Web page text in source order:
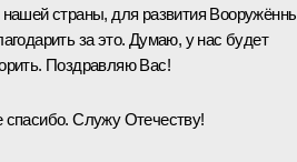
страны, для развития
за это. Думаю, у нас будет
Поздравляю Вас!
Служу Отечеству!